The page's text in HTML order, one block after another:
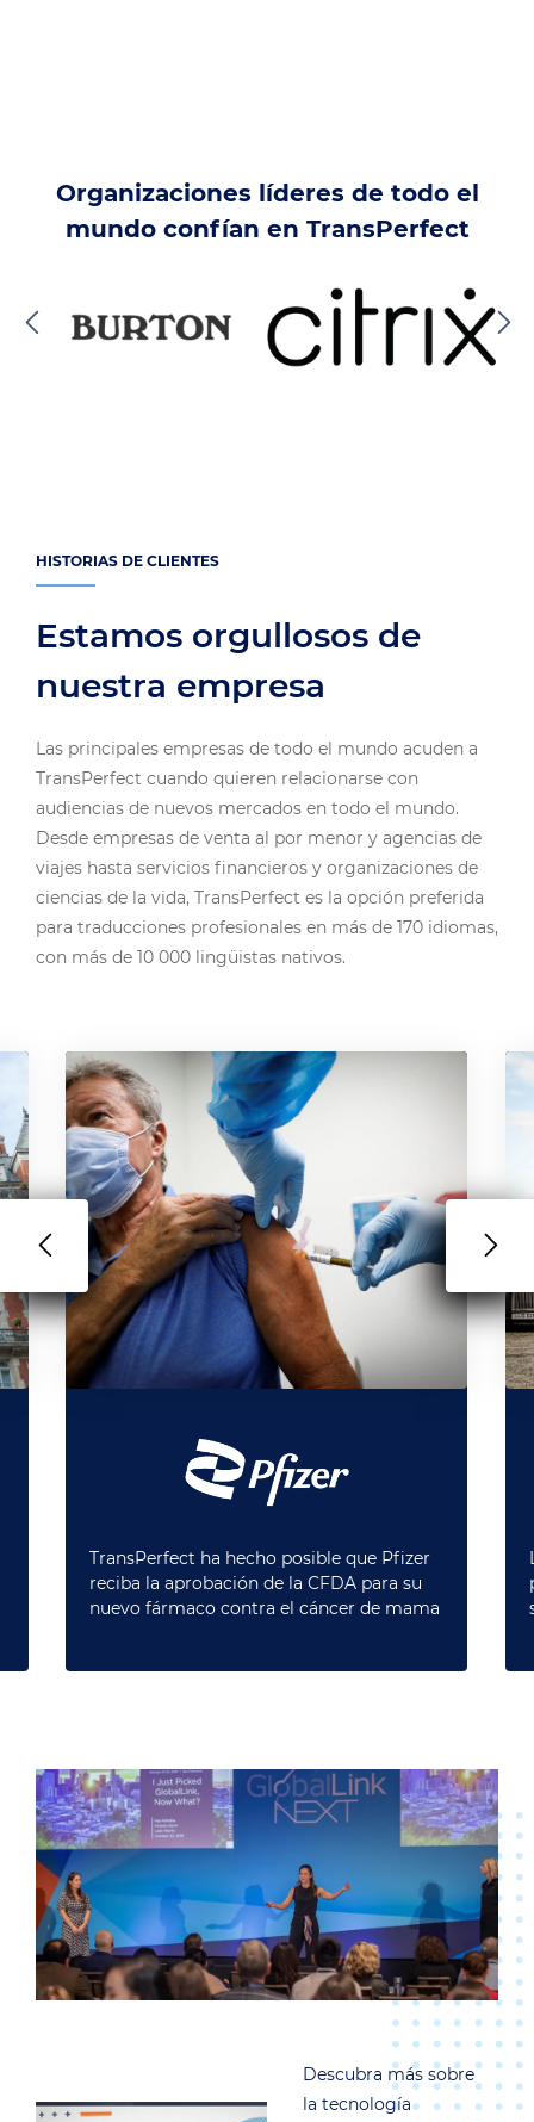
Organizaciones líderes de todo el
mundo confían en TransPerfect
HISTORIAS DE CLIENTES
Estamos orgullosos de
nuestra empresa
Las principales empresas de todo el mundo acuden a
TransPerfect cuando quieren relacionarse con
audiencias de nuevos mercados en todo el mundo.
Desde empresas de venta al por menor y agencias de
viajes hasta servicios financieros y organizaciones de
ciencias de la vida, TransPerfect es la opción preferida
para traducciones profesionales en más de 170 idiomas,
con más de 10 000 lingüistas nativos.
TransPerfect ha hecho posible que Pfizer
reciba la aprobación de la CFDA para su
nuevo fármaco contra el cáncer de mama
Descubra más sobre
la tecnología